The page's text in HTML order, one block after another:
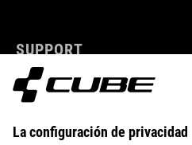
SUPPORT
ÜBER UNS